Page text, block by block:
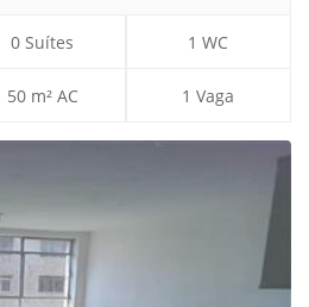
0 Suítes 1 WC
50 m² AC 1 Vaga